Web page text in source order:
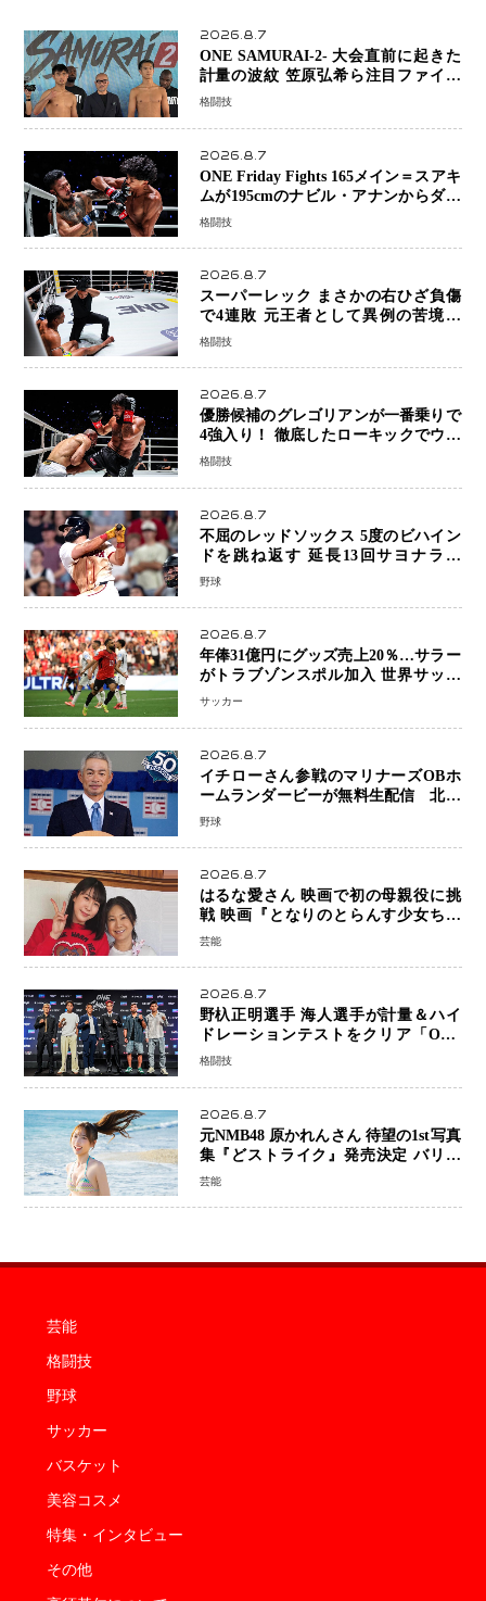
2026.8.7
ONE SAMURAI-2- 大会直前に起きた
計量の波紋 笠原弘希ら注目ファイタ
ーは契約体重で決戦へ、山本歩夢と平
格闘技
2026.8.7
ONE Friday Fights 165メイン＝スアキ
ムが195cmのナビル・アナンからダウ
ン奪取！猛反撃を耐え抜き判定勝利、
格闘技
2026.8.7
スーパーレック まさかの右ひざ負傷
で4連敗 元王者として異例の苦境…
「アクシデント」でも消えない危険信
格闘技
2026.8.7
優勝候補のグレゴリアンが一番乗りで
4強入り！ 徹底したローキックでウス
ビャンを攻略、判定勝利
格闘技
2026.8.7
不屈のレッドソックス 5度のビハイン
ドを跳ね返す 延長13回サヨナラ勝
ち 吉田正尚選手も2安打1打点で貢献 4
野球
2026.8.7
年俸31億円にグッズ売上20％…サラー
がトラブゾンスポル加入 世界サッカ
ーは「五大リーグ一強」から新時代へ
サッカー
2026.8.7
イチローさん参戦のマリナーズOBホ
ームランダービーが無料生配信 北米
ならではの“魅せる興行”に世界が注目
野球
2026.8.7
はるな愛さん 映画で初の母親役に挑
戦 映画『となりのとらんす少女ちゃ
ん』11月7日公開 未来の自分との対話
芸能
2026.8.7
野杁正明選手 海人選手が計量＆ハイ
ドレーションテストをクリア「ONE
SAMURAI 2」決戦へ万全の準備整う
格闘技
2026.8.7
元NMB48 原かれんさん 待望の1st写真
集『どストライク』発売決定 バリで
魅せる25歳の新境地
芸能
芸能
格闘技
野球
サッカー
バスケット
美容コスメ
特集・インタビュー
その他